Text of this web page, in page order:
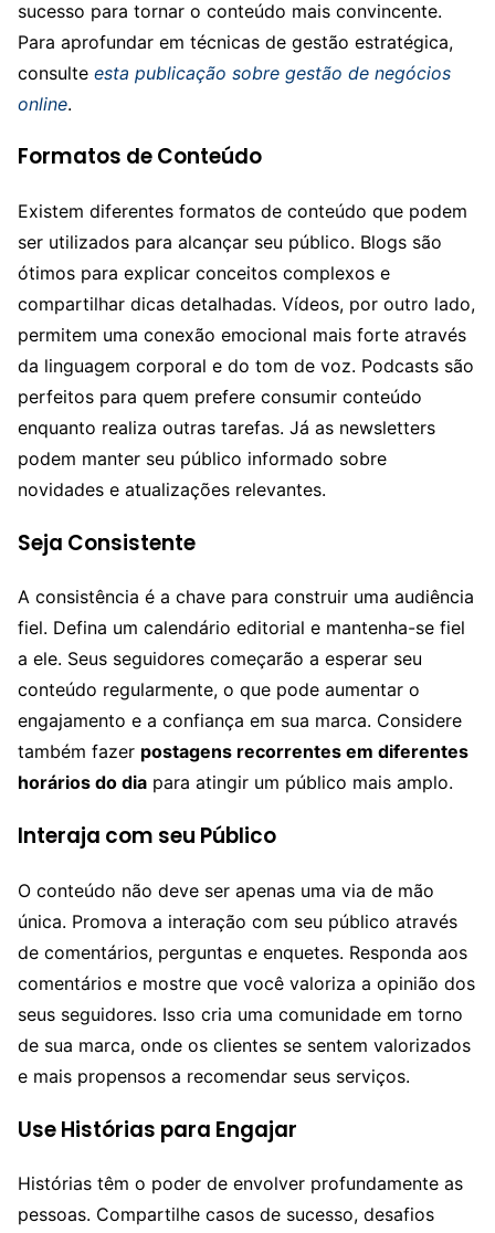
sucesso para tornar o conteúdo mais convincente.
Para aprofundar em técnicas de gestão estratégica,
consulte esta publicação sobre gestão de negócios
online.
Formatos de Conteúdo
Existem diferentes formatos de conteúdo que podem
ser utilizados para alcançar seu público. Blogs são
ótimos para explicar conceitos complexos e
compartilhar dicas detalhadas. Vídeos, por outro lado,
permitem uma conexão emocional mais forte através
da linguagem corporal e do tom de voz. Podcasts são
perfeitos para quem prefere consumir conteúdo
enquanto realiza outras tarefas. Já as newsletters
podem manter seu público informado sobre
novidades e atualizações relevantes.
Seja Consistente
A consistência é a chave para construir uma audiência
fiel. Defina um calendário editorial e mantenha-se fiel
a ele. Seus seguidores começarão a esperar seu
conteúdo regularmente, o que pode aumentar o
engajamento e a confiança em sua marca. Considere
também fazer postagens recorrentes em diferentes
horários do dia para atingir um público mais amplo.
Interaja com seu Público
O conteúdo não deve ser apenas uma via de mão
única. Promova a interação com seu público através
de comentários, perguntas e enquetes. Responda aos
comentários e mostre que você valoriza a opinião dos
seus seguidores. Isso cria uma comunidade em torno
de sua marca, onde os clientes se sentem valorizados
e mais propensos a recomendar seus serviços.
Use Histórias para Engajar
Histórias têm o poder de envolver profundamente as
pessoas. Compartilhe casos de sucesso, desafios